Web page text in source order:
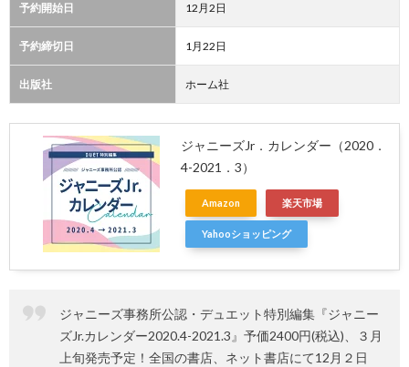
予約開始日 12月2日
予約締切日 1月22日
出版社 ホーム社
ジャニーズJr．カレンダー（2020．
4-2021．3）
Amazon 楽天市場
Yahooショッピング
ジャニーズ事務所公認・デュエット特別編集『ジャニー
ズJr.カレンダー2020.4-2021.3』予価2400円(税込)、３月
上旬発売予定！全国の書店、ネット書店にて12月２日